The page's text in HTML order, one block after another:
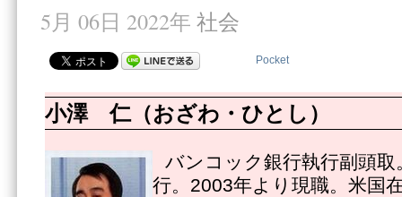
5月 06日 2022年 社会
Pocket
小澤 仁（おざわ・ひとし）
バンコック銀行執行副頭
行。2003年より現職。米国